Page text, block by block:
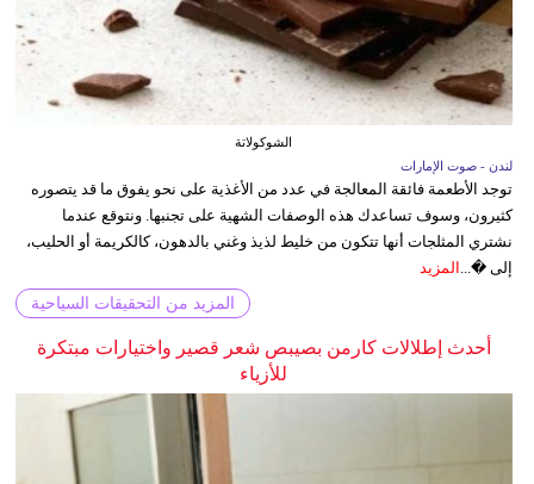
الشوكولاتة
لندن - صوت الإمارات
توجد الأطعمة فائقة المعالجة في عدد من الأغذية على نحو يفوق ما قد يتصوره
كثيرون، وسوف تساعدك هذه الوصفات الشهية على تجنبها. ونتوقع عندما
نشتري المثلجات أنها تتكون من خليط لذيذ وغني بالدهون، كالكريمة أو الحليب،
إلى �... المزيد
المزيد من التحقيقات السياحية
أحدث إطلالات كارمن بصيبص شعر قصير واختيارات مبتكرة
للأزياء